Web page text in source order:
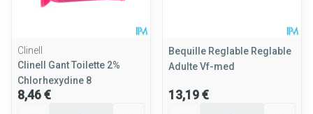
Clinell
Clinell Gant Toilette 2%
Chlorhexydine 8
8,46 €
Bequille Reglable Reglable
Adulte Vf-med
13,19 €